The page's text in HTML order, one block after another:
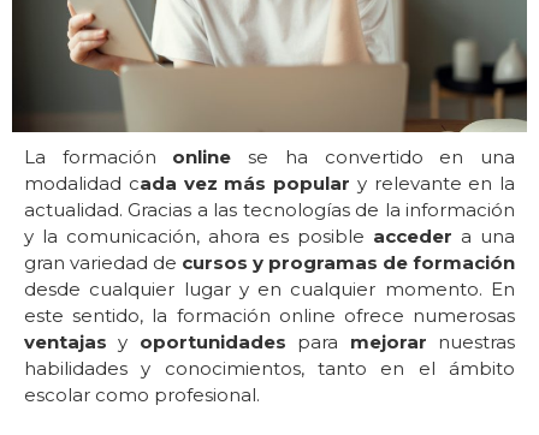
La formación online se ha convertido en una
modalidad cada vez más popular y relevante en la
actualidad. Gracias a las tecnologías de la información
y la comunicación, ahora es posible acceder a una
gran variedad de cursos y programas de formación
desde cualquier lugar y en cualquier momento. En
este sentido, la formación online ofrece numerosas
ventajas y oportunidades para mejorar nuestras
habilidades y conocimientos, tanto en el ámbito
escolar como profesional.